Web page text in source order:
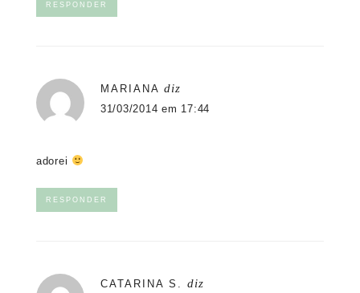
RESPONDER
MARIANA diz
31/03/2014 em 17:44
adorei
RESPONDER
CATARINA S. diz